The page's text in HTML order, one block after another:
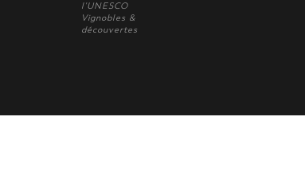
l'UNESCO
Vignobles &
découvertes